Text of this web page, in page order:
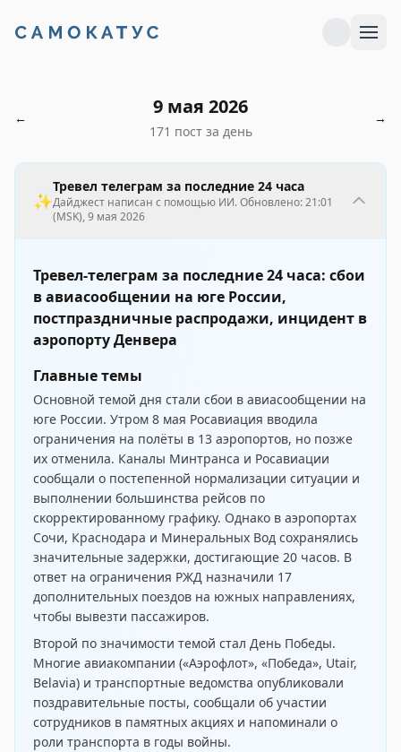
← 9 мая 2026
171 пост за день
→
✨
Тревел телеграм за последние 24 часа
Дайджест написан с помощью ИИ. Обновлено:21:01
(MSK), 9 мая 2026
Тревел-телеграм за последние 24 часа: сбои
в авиасообщении на юге России,
постпраздничные распродажи, инцидент в
аэропорту Денвера
Главные темы
Основной темой дня стали сбои в авиасообщении на
юге России. Утром 8 мая Росавиация вводила
ограничения на полёты в 13 аэропортов, но позже
их отменила. Каналы Минтранса и Росавиации
сообщали о постепенной нормализации ситуации и
выполнении большинства рейсов по
скорректированному графику. Однако в аэропортах
Сочи, Краснодара и Минеральных Вод сохранялись
значительные задержки, достигающие 20 часов. В
ответ на ограничения РЖД назначили 17
дополнительных поездов на южных направлениях,
чтобы вывезти пассажиров.
Второй по значимости темой стал День Победы.
Многие авиакомпании («Аэрофлот», «Победа», Utair,
Belavia) и транспортные ведомства опубликовали
поздравительные посты, сообщали об участии
сотрудников в памятных акциях и напоминали о
роли транспорта в годы войны.